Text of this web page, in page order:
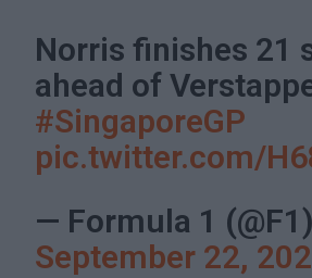
Norris finishes 21
ahead of
#SingaporeGP
pic.twitter.com/
— Formula 1 (@F1)
September 22,